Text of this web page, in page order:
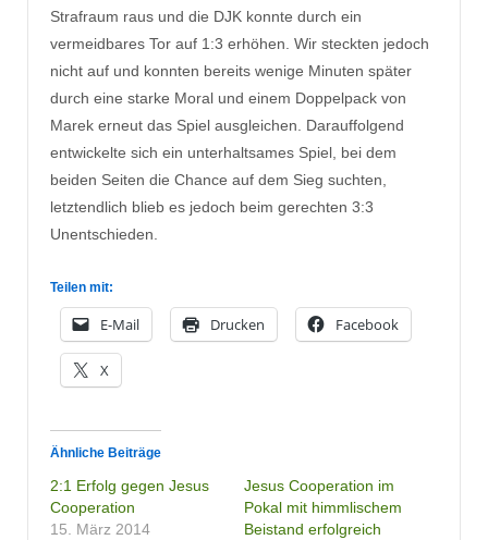
Strafraum raus und die DJK konnte durch ein
vermeidbares Tor auf 1:3 erhöhen. Wir steckten jedoch
nicht auf und konnten bereits wenige Minuten später
durch eine starke Moral und einem Doppelpack von
Marek erneut das Spiel ausgleichen. Darauffolgend
entwickelte sich ein unterhaltsames Spiel, bei dem
beiden Seiten die Chance auf dem Sieg suchten,
letztendlich blieb es jedoch beim gerechten 3:3
Unentschieden.
Teilen mit:
E-Mail Drucken Facebook
X
Ähnliche Beiträge
2:1 Erfolg gegen Jesus
Cooperation
15. März 2014
Jesus Cooperation im
Pokal mit himmlischem
Beistand erfolgreich